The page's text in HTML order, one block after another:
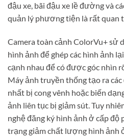
đậu xe, bãi đậu xe lề đường và
quản lý phương tiện là rất quan
Camera toàn cảnh ColorVu+ sử
hình ảnh để ghép các hình ảnh
cạnh nhau để có được góc nhìn
Máy ảnh truyền thống tạo ra
nhất bị cong vênh hoặc biến
ảnh liên tục bị giảm sút. Tuy
nghệ đăng ký hình ảnh ở cấp độ
trạng giảm chất lượng hình ảnh